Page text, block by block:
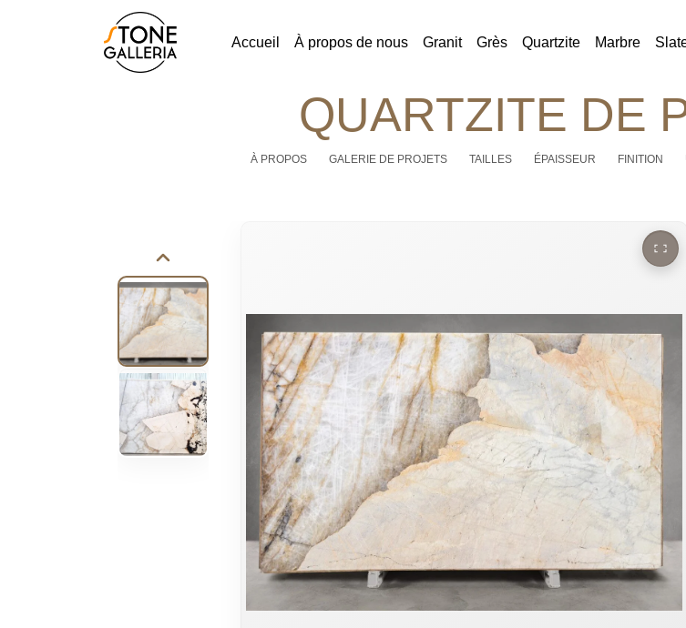
Accueil À propos de nous Granit Grès Quartzite Marbre
QUARTZITE DE
À PROPOS GALERIE DE PROJETS TAILLES ÉPAISSEUR FINITION